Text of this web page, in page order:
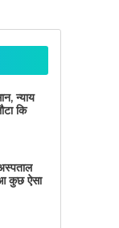
न्याय
कि
कुछ ऐसा